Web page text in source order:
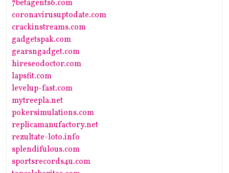
7betagents6.com
coronavirusuptodate.com
crackinstreams.com
gadgetspak.com
gearsngadget.com
hireseodoctor.com
lapsfit.com
levelup-fast.com
mytreepla.net
pokersimulations.com
replicamanufactory.net
rezultate-loto.info
splendifulous.com
sportsrecords4u.com